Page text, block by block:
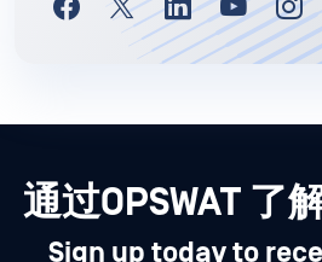
通过OPSWAT 了
Sign up today to